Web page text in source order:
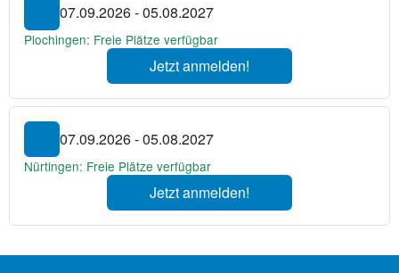
07.09.2026 - 05.08.2027
Plochingen: Freie Plätze verfügbar
Jetzt anmelden!
07.09.2026 - 05.08.2027
Nürtingen: Freie Plätze verfügbar
Jetzt anmelden!